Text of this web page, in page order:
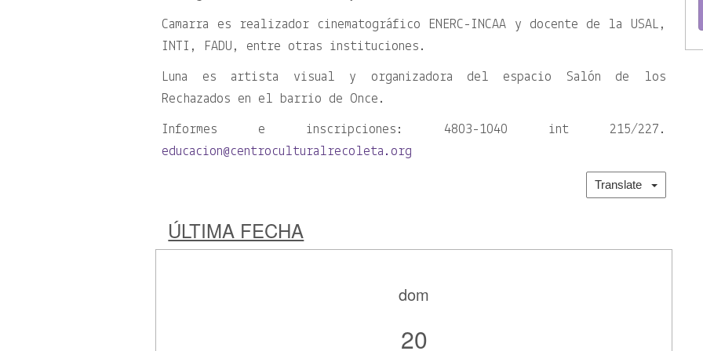
Camarra es realizador cinematográfico ENERC-INCAA y docente de la USAL,
INTI, FADU, entre otras instituciones.
Luna es artista visual y organizadora del espacio Salón de los
Rechazados en el barrio de Once.
Informes e inscripciones: 4803-1040 int 215/227.
educacion@centroculturalrecoleta.org
Translate
ÚLTIMA FECHA
dom
20